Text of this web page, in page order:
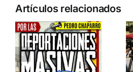
Artículos relacionados
Acto en
Barcelona:
España y
Serbia
contra el